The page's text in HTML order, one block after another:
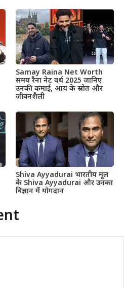
Samay Raina Net Worth
समय रैना नेट वर्थ 2025 जानिए
उनकी कमाई, आय के स्रोत और
जीवनशैली
Shiva Ayyadurai भारतीय मूल
के Shiva Ayyadurai और उनका
विज्ञान में योगदान